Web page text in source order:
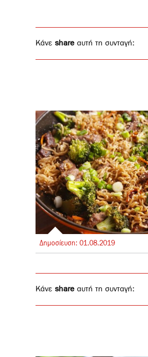
Κάνε share αυτή τη συνταγή:
Δημοσίευση: 01.08.2019
Κάνε share αυτή τη συνταγή: